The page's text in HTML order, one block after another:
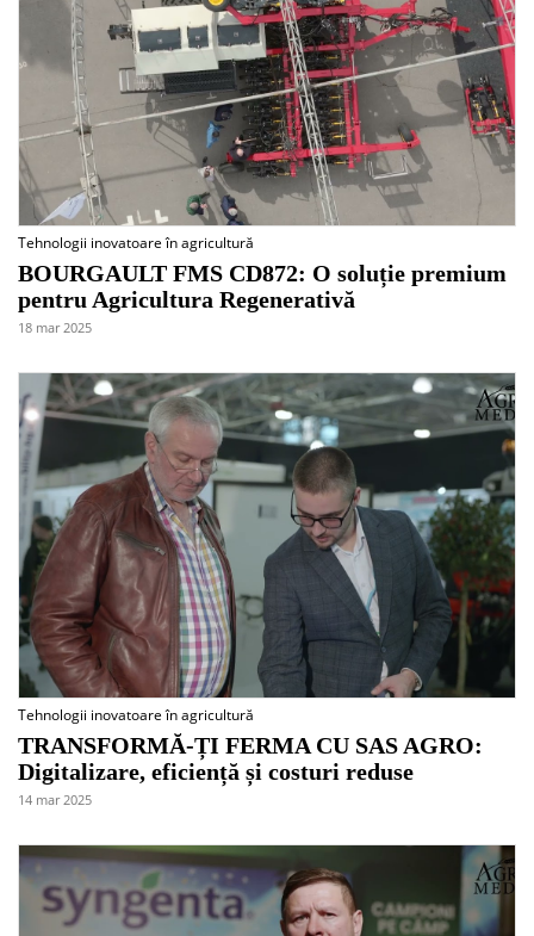
Tehnologii inovatoare în agricultură
BOURGAULT FMS CD872: O soluție premium
pentru Agricultura Regenerativă
18 mar 2025
Tehnologii inovatoare în agricultură
TRANSFORMĂ-ȚI FERMA CU SAS AGRO:
Digitalizare, eficiență și costuri reduse
14 mar 2025